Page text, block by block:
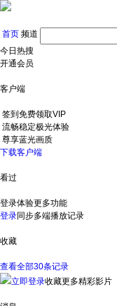
首页 频道
今日热搜
开通会员
客户端
签到免费领取VIP
流畅稳定极光体验
尊享蓝光画质
下载客户端
看过
登录体验更多功能
登录同步多端播放记录
收藏
查看全部30条记录
立即登录收藏更多精彩影片